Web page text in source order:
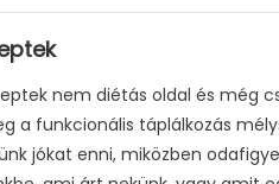
nem diétás oldal és még
a funkcionális táplálkozás
jókat enni, miközben